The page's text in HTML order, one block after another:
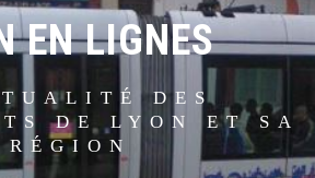
EN LIGNES
DES
DE LYON ET SA
RÉGION